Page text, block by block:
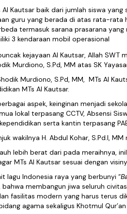
Al Kautsar baik dari jumlah siswa
guru yang berada di atas rata-rata
termasuk sarana prasarana
3 kendaraan mobil operasional
kejayaan Al Kautsar, Allah SWT
Murdiono, S.Pd, MM atas SK
Murdiono, S.Pd, MM, MTs Al
MTs Al Kautsar.
aspek, keinginan menjadi
lokal terpasang CCTV, Absensi
serta kantin terpasang
wakilnya H. Abdul Kohar, S.Pd.I,
lebih berat dari pada meraihnya,
MTs Al Kautsar sesuai dengan
lagu Indonesia raya yang berbunyi “
bahwa membangun jiwa seluruh
fasilitas modern yang harus terus
agama sekaligus Khotmul